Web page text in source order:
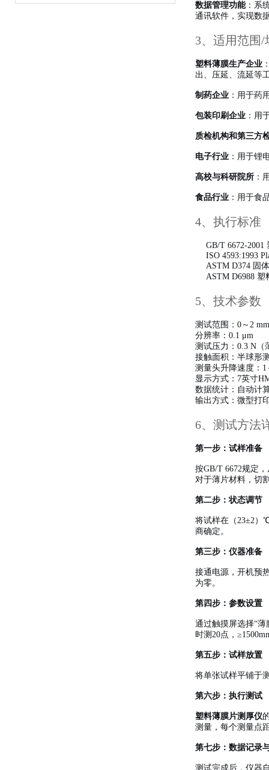
数据管理功能：系
通讯软件，实现数
3、适用范围/
塑料薄膜生产企业
出、压延、流延等
制药企业 ：用于药
包装印刷企业 ：用
质检机构和第三方
电子行业 ：用于锂
高校与科研院所 ：
食品行业 ：用于食
4、执行标准
GB/T 6672-
ISO 4593:1993
ASTM D374 固
ASTM D6988
5、技术参数
测试范围：0～2
分辨率：0.1 μm
测试压力：0.3 N（
接触面积：半球形
测量头升降速度：1
显示方式：7英寸
数据统计：自动计
输出方式：微型打
6、测试方法
第一步：试样准备
按GB/T 6672规定
对于薄片材料，切
第二步：状态调节
将试样在（23±2）
商确定。
第三步：仪器准备
接通电源，开机预
为零。
第四步：参数设置
通过触摸屏选择“薄
时测20点，
第五步：试样放置
将单张试样平铺于
第六步：执行测试
塑料薄膜片测厚仪
测量，每个测量点
第七步：数据记录
测试完成后，仪器